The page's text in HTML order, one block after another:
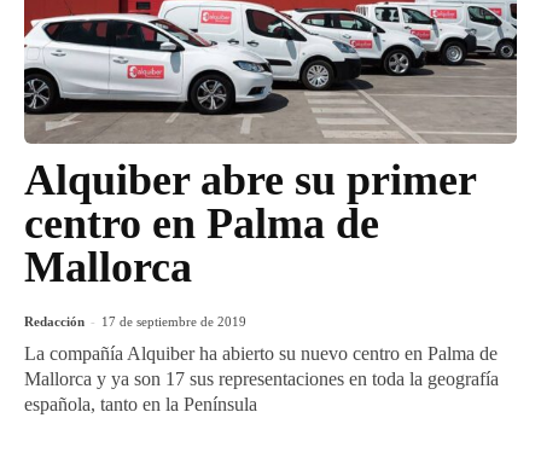
Alquiber abre su primer
centro en Palma de
Mallorca
Redacción - 17 de septiembre de 2019
La compañía Alquiber ha abierto su nuevo centro en Palma de
Mallorca y ya son 17 sus representaciones en toda la geografía
española, tanto en la Península